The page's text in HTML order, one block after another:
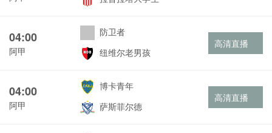
04:00
阿甲
防卫者
纽维尔老男孩
高清直播
04:00
阿甲
博卡青年
萨斯菲尔德
高清直播